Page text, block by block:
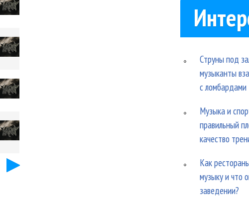
Струны под
музыканты
с ломбардами
Музыка и
правильный
качество
Как
музыку и что
заведении?